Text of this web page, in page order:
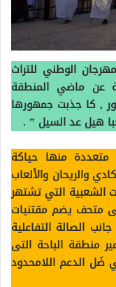
الوطني للتراث
عن ماضي المنطقة
, كا جذبت جمهورها
هيل عد السيل ” .
متعددة منها حياكة
والريحان والألعاب
الشعبية التي تشتهر
متحف يضم مقتنيات
الصالة التفاعلية
منطقة الباحة التى
ضَل الدعم اللامحدود